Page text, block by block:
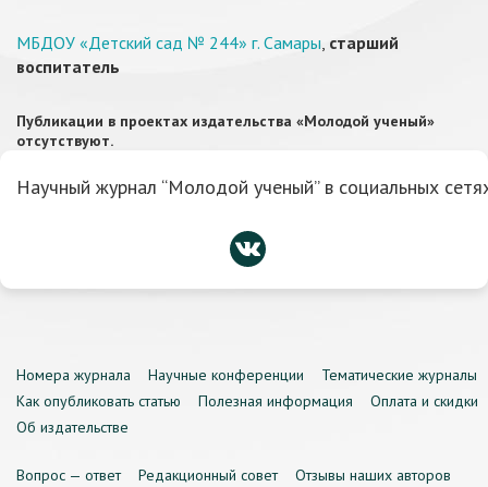
МБДОУ «Детский сад № 244» г. Самары, старший
воспитатель
Публикации в проектах издательства «Молодой ученый»
отсутствуют.
Научный журнал “Молодой ученый” в социальных
Номера журнала Научные конференции
Тематические журналы
Как опубликовать статью
Полезная информация
Оплата и скидки
Об издательстве
Вопрос — ответ Редакционный совет Отзывы наших авторов